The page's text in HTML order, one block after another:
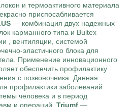
и термоактивного материала
приспосабливается
— комбинация двух надежных
карманного типа и Bultex
, вентиляции, системой
эластичного блока для
Применение инновационного
обеспечить профилактику
с позвоночника. Данная
профилактики заболеваний
человека и в период
и операций. Triumf —